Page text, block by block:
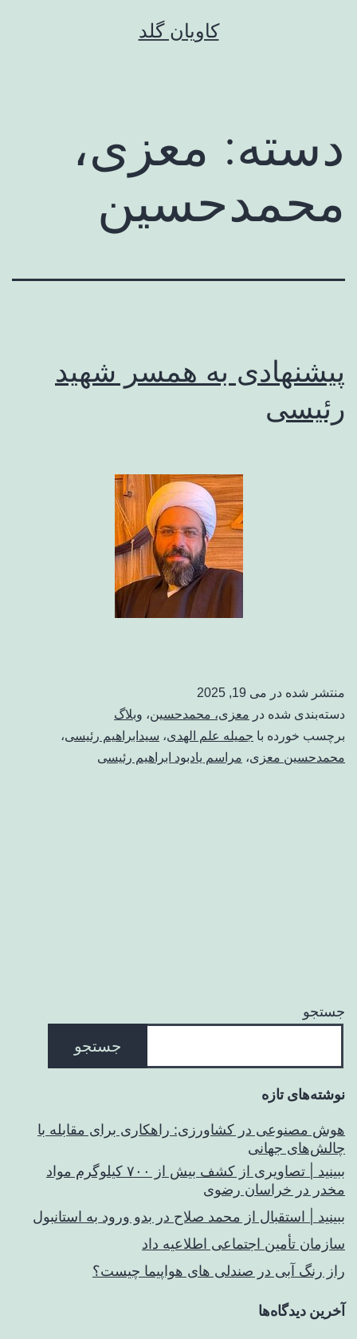
کاویان گلد
دسته: معزی،
محمدحسین
پیشنهادی به همسر شهید
رئیسی
منتشر شده در می 19, 2025
دسته‌بندی شده در معزی، محمدحسین، وبلاگ
برچسب خورده با جمیله علم الهدی، سیدابراهیم رئیسی،
محمدحسین معزی، مراسم یادبود ابراهیم رئیسی
جستجو
جستجو
نوشته‌های تازه
هوش مصنوعی در کشاورزی: راهکاری برای مقابله با
چالش‌های جهانی
ببینید | تصاویری از کشف بیش از ۷۰۰ کیلوگرم مواد
مخدر در خراسان رضوی
ببینید | استقبال از محمد صلاح در بدو ورود به استانبول
سازمان تأمین اجتماعی اطلاعیه داد
راز رنگ آبی در صندلی های هواپیما چیست؟
آخرین دیدگاه‌ها